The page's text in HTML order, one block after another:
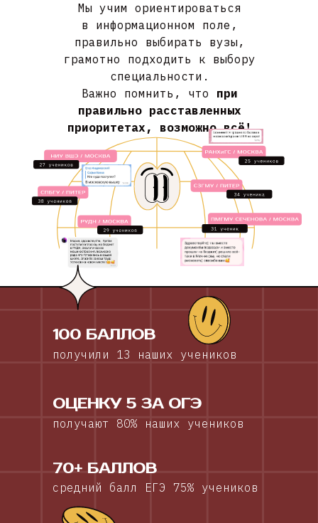
Мы учим ориентироваться
в информационном поле,
правильно выбирать вузы,
грамотно подходить к выбору
специальности.
Важно помнить, что при
правильно расставленных
приоритетах, возможно всё!
100 БАЛЛОВ
получили 13 наших учеников
ОЦЕНКУ 5 ЗА ОГЭ
получают 80% наших учеников
70+ БАЛЛОВ
средний балл ЕГЭ 75% учеников